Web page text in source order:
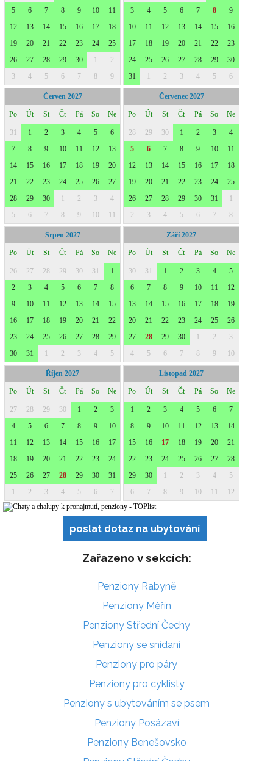
poslat dotaz na ubytování
Zařazeno v sekcích:
Penziony Rabyně
Penziony Měřín
Penziony Střední Čechy
Penziony se snídaní
Penziony pro páry
Penziony pro cyklisty
Penziony s ubytováním se psem
Penziony Posázaví
Penziony Benešovsko